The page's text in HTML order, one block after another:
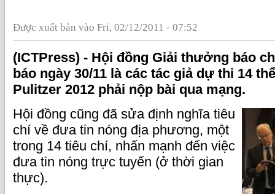
Được xuất bản vào Fri, 02/12/2011 - 07:52
(ICTPress) - Hội đồng Giải thưởng báo
báo ngày 30/11 là các tác giả dự thi 14
Pulitzer 2012 phải nộp bài qua mạng.
Hội đồng cũng đã sửa định nghĩa tiêu
chí về đưa tin nóng địa phương, một
trong 14 tiêu chí, nhấn mạnh đến việc
đưa tin nóng trực tuyến (ở thời gian
thực).